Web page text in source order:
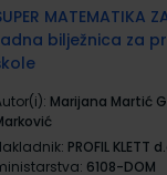
MATEMATIKA
bilježnica za
Marijana Martić
PROFIL KLETT
6108-DOM